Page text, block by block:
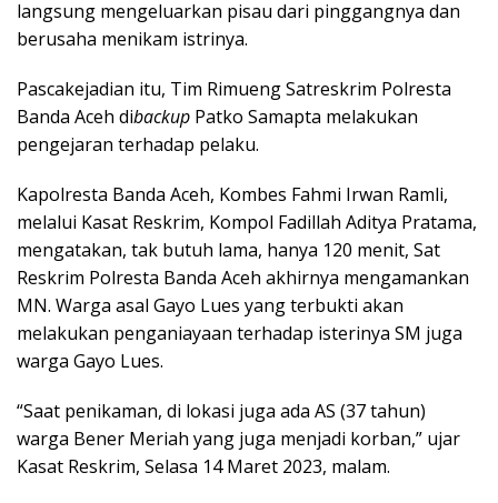
langsung mengeluarkan pisau dari pinggangnya dan
berusaha menikam istrinya.
Pascakejadian itu, Tim Rimueng Satreskrim Polresta
Banda Aceh dibackup Patko Samapta melakukan
pengejaran terhadap pelaku.
Kapolresta Banda Aceh, Kombes Fahmi Irwan Ramli,
melalui Kasat Reskrim, Kompol Fadillah Aditya Pratama,
mengatakan, tak butuh lama, hanya 120 menit, Sat
Reskrim Polresta Banda Aceh akhirnya mengamankan
MN. Warga asal Gayo Lues yang terbukti akan
melakukan penganiayaan terhadap isterinya SM juga
warga Gayo Lues.
“Saat penikaman, di lokasi juga ada AS (37 tahun)
warga Bener Meriah yang juga menjadi korban,” ujar
Kasat Reskrim, Selasa 14 Maret 2023, malam.